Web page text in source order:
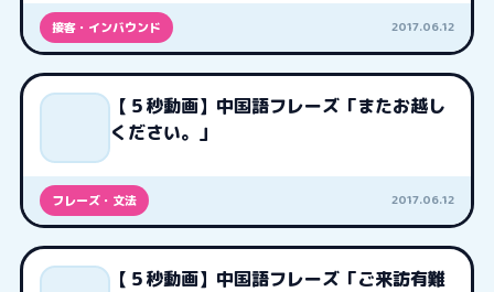
接客・インバウンド 2017.06.12
【５秒動画】中国語フレーズ「またお越し
ください。」
フレーズ・文法 2017.06.12
【５秒動画】中国語フレーズ「ご来訪有難